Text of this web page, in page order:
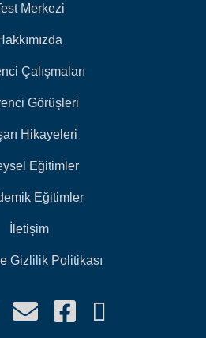
Merkezi
Çalışmaları
Görüşleri
Hikayeleri
Eğitimler
Eğitimler
İletişim
Gizlilik Politikası